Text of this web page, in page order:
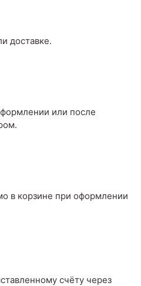
доставке.
или после
в корзине при оформлении
счёту через